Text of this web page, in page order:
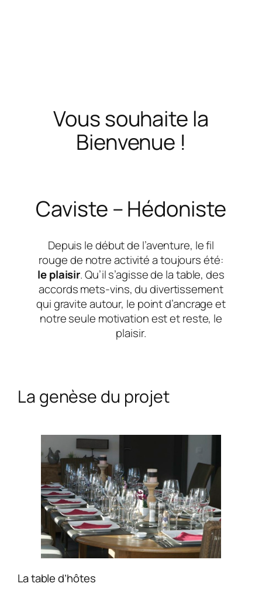
Vous souhaite la
Bienvenue !
Caviste – Hédoniste
Depuis le début de l’aventure, le fil
rouge de notre activité a toujours été:
le plaisir. Qu’il s’agisse de la table, des
accords mets-vins, du divertissement
qui gravite autour, le point d’ancrage et
notre seule motivation est et reste, le
plaisir.
La genèse du projet
La table d’hôtes